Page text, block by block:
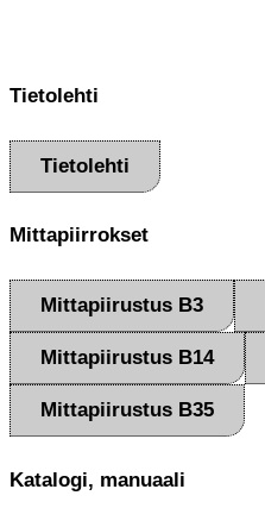
Tietolehti
Tietolehti
Mittapiirrokset
Mittapiirustus B3
Mittapiirustus B14
Mittapiirustus B35
Katalogi, manuaali